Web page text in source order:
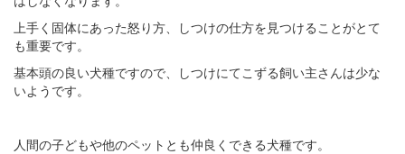
上手く固体にあった怒り方、しつけの仕方を見つけることがとて
も重要です。
基本頭の良い犬種ですので、しつけにてこずる飼い主さんは少な
いようです。
人間の子どもや他のペットとも仲良くできる犬種です。